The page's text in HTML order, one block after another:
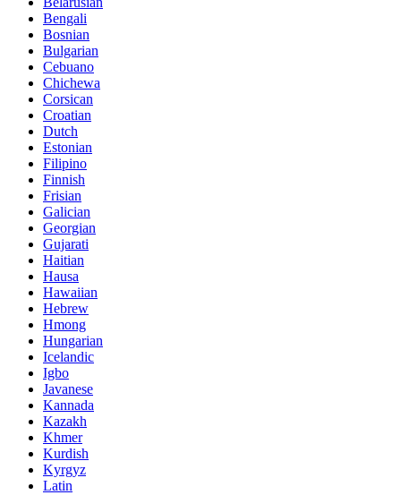
Bengali
Bosnian
Bulgarian
Cebuano
Chichewa
Corsican
Croatian
Dutch
Estonian
Filipino
Finnish
Frisian
Galician
Georgian
Gujarati
Haitian
Hausa
Hawaiian
Hebrew
Hmong
Hungarian
Icelandic
Igbo
Javanese
Kannada
Kazakh
Khmer
Kurdish
Kyrgyz
Latin